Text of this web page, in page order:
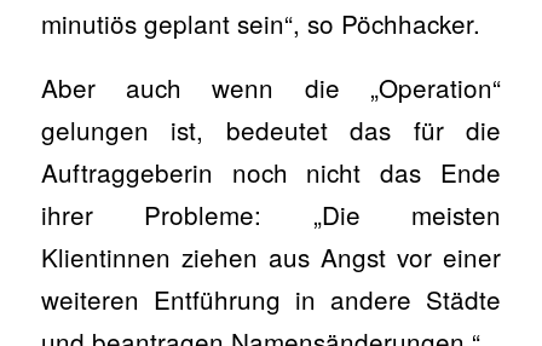
minutiös geplant sein“, so Pöchhacker.
Aber auch wenn die „Operation“
gelungen ist, bedeutet das für die
Auftraggeberin noch nicht das Ende
ihrer Probleme: „Die meisten
Klientinnen ziehen aus Angst vor einer
weiteren Entführung in andere Städte